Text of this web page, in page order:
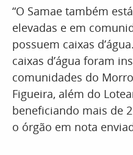
“O Samae também
elevadas e em
possuem caixas
caixas d’água foram
comunidades do
Figueira, além do
beneficiando mais de
o órgão em nota